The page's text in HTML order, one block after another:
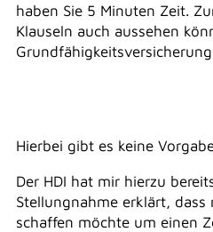
haben Sie 5 Minuten Zeit.
Klauseln auch aussehen
Hierbei gibt es keine
Der HDI hat mir hierzu
Stellungnahme erklärt, dass
schaffen möchte um einen